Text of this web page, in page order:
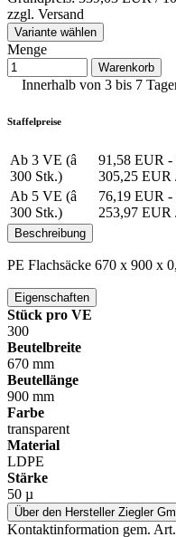
zzgl. Versand
Variante wählen
Menge
Warenkorb
Innerhalb von 3 bis 7
Staffelpreise
Ab 3 VE (â
300 Stk.)
91,58 EUR -
305,25 EUR
Ab 5 VE (â
300 Stk.)
76,19 EUR -
253,97 EUR
Beschreibung
PE Flachsäcke 670 x 900 x
Eigenschaften
Stück pro VE
300
Beutelbreite
670 mm
Beutellänge
900 mm
Farbe
transparent
Material
LDPE
Stärke
50 µ
Über den Hersteller Ziegler
Kontaktinformation gem.